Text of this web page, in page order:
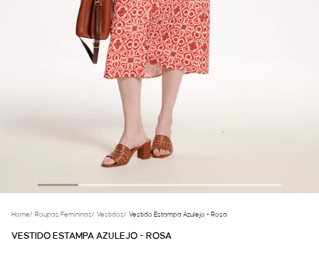
Home/ Roupas Femininas/ Vestidos/ Vestido Estampa Azulejo - Rosa
VESTIDO ESTAMPA AZULEJO - ROSA